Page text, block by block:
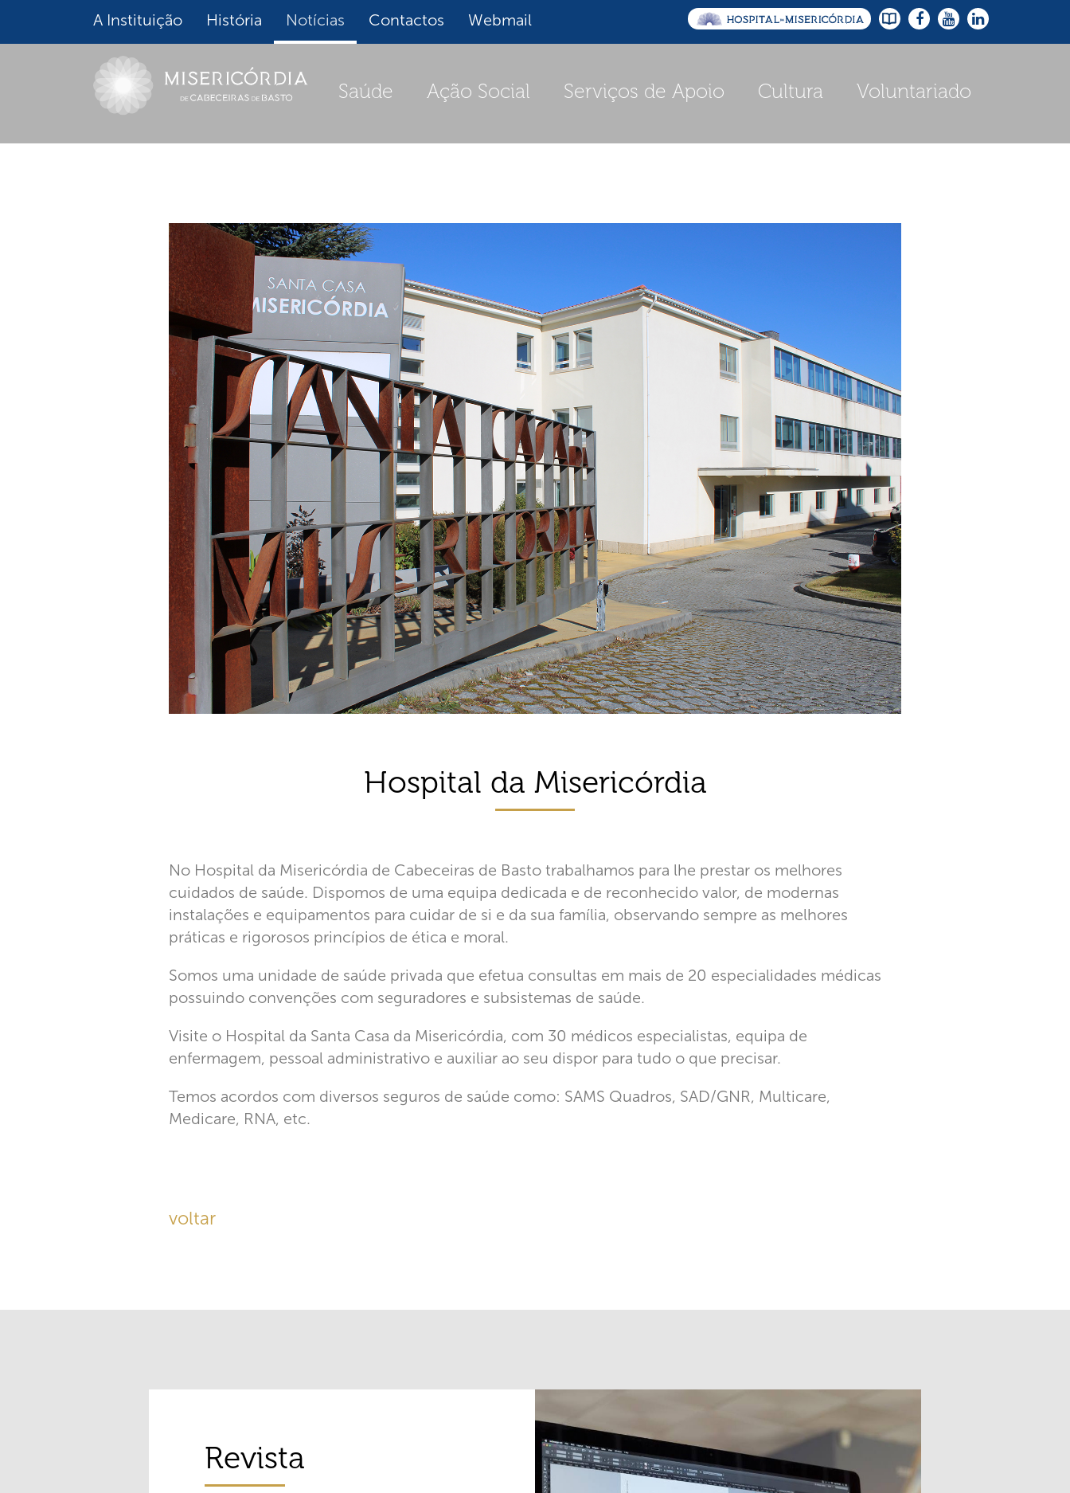
A Instituição História Notícias Contactos Webmail
Saúde Ação Social Serviços de Apoio Cultura Voluntariado
Hospital da Misericórdia
No Hospital da Misericórdia de Cabeceiras de Basto trabalhamos para lhe prestar os melhores
cuidados de saúde. Dispomos de uma equipa dedicada e de reconhecido valor, de modernas
instalações e equipamentos para cuidar de si e da sua família, observando sempre as melhores
práticas e rigorosos princípios de ética e moral.
Somos uma unidade de saúde privada que efetua consultas em mais de 20 especialidades médicas
possuindo convenções com seguradores e subsistemas de saúde.
Visite o Hospital da Santa Casa da Misericórdia, com 30 médicos especialistas, equipa de
enfermagem, pessoal administrativo e auxiliar ao seu dispor para tudo o que precisar.
Temos acordos com diversos seguros de saúde como: SAMS Quadros, SAD/GNR, Multicare,
Medicare, RNA, etc.
voltar
Revista